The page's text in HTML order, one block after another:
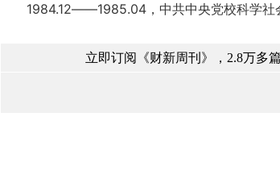
1984.12――1985.04，中共中央党校科学社
立即订阅《财新周刊》，2.8万多